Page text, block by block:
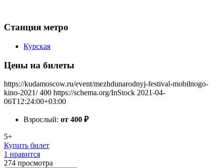
Станция метро
Курская
Цены на билеты
https://kudamoscow.ru/event/mezhdunarodnyj-festival-mobilnogo-
kino-2021/ 400 https://schema.org/InStock 2021-04-
06T12:24:00+03:00
Взрослый: от 400 ₽
5+
Купить билет
1 нравится
274 просмотра